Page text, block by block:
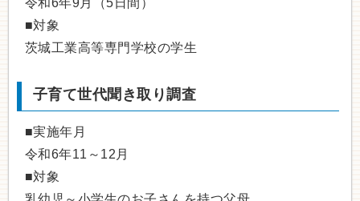
令和6年9月（5日間）
■対象
茨城工業高等専門学校の学生
子育て世代聞き取り調査
■実施年月
令和6年11～12月
■対象